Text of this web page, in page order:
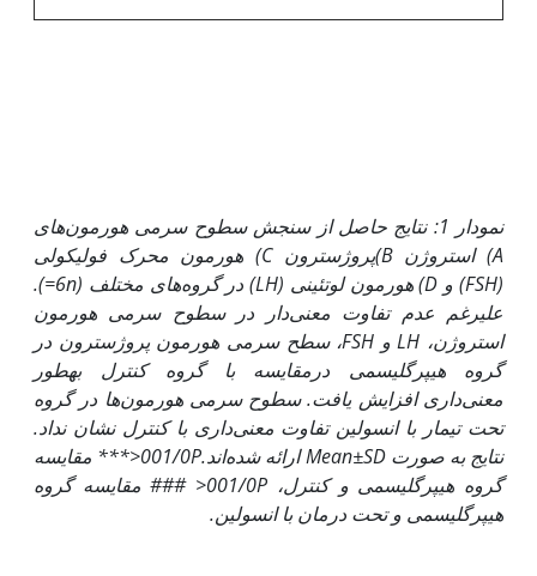
نمودار 1: نتایج حاصل از سنجش سطوح سرمی هورمون‌های
A) استروژنB)پروژسترونC) هورمون محرک فولیکولی
(
FSH
)و D) هورمون لوتئینی (LH
)در گروه‌های مختلف ( 6n=
).
علیرغم عدم تفاوت معنی‌دار در سطوح سرمی هورمون
استروژن، LHو FSH، سطح سرمی هورمون پروژسترون در
گروه هیپرگلیسمی درمقایسه با گروه کنترل به‎طور
معنی‌داری افزایش یافت. سطوح سرمی هورمون‌ها در گروه
تحت تیمار با انسولین تفاوت معنی‌داری با کنترل نشان نداد.
نتایج به صورتMean±SDارائه شده‌اند.
001/0P<
*** مقایسه
گروه هیپرگلیسمی و کنترل،
001/0P<
### مقایسه گروه
هیپرگلیسمی و تحت درمان با انسولین.